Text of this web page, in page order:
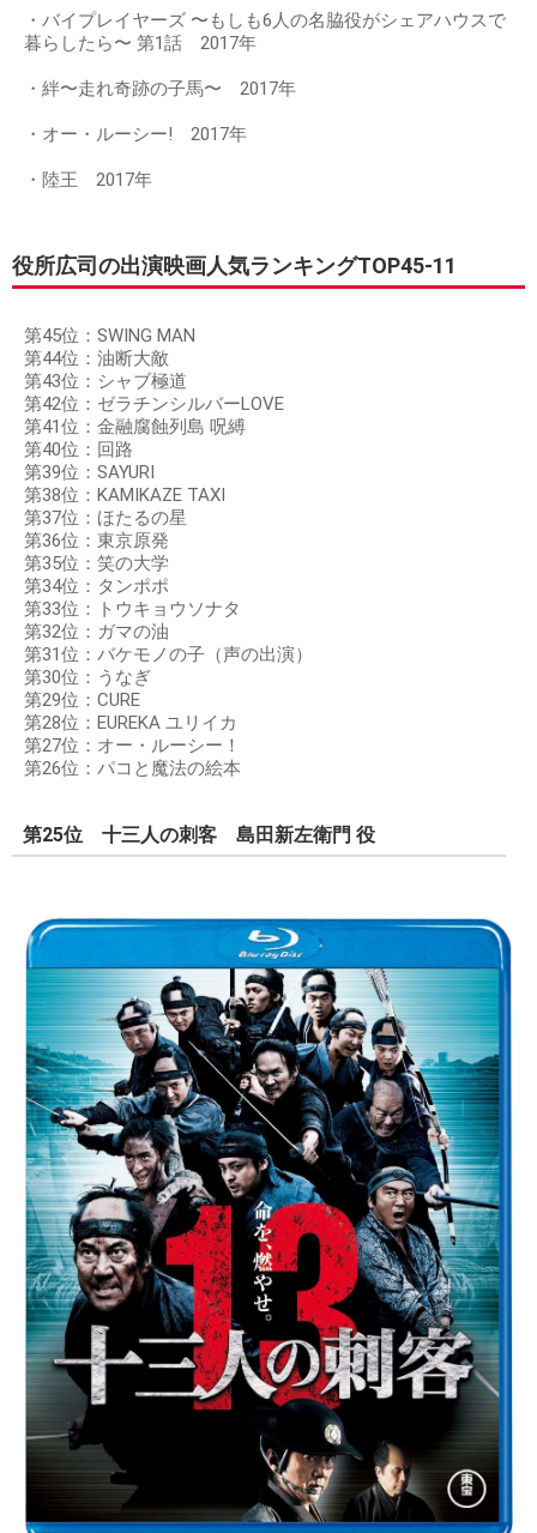
・バイプレイヤーズ 〜もしも6人の名脇役がシェアハウスで
暮らしたら〜 第1話 2017年
・絆〜走れ奇跡の子馬〜 2017年
・オー・ルーシー! 2017年
・陸王 2017年
役所広司の出演映画人気ランキングTOP45-11
第45位：SWING MAN
第44位：油断大敵
第43位：シャブ極道
第42位：ゼラチンシルバーLOVE
第41位：金融腐蝕列島 呪縛
第40位：回路
第39位：SAYURI
第38位：KAMIKAZE TAXI
第37位：ほたるの星
第36位：東京原発
第35位：笑の大学
第34位：タンポポ
第33位：トウキョウソナタ
第32位：ガマの油
第31位：バケモノの子（声の出演）
第30位：うなぎ
第29位：CURE
第28位：EUREKA ユリイカ
第27位：オー・ルーシー！
第26位：パコと魔法の絵本
第25位 十三人の刺客 島田新左衛門 役